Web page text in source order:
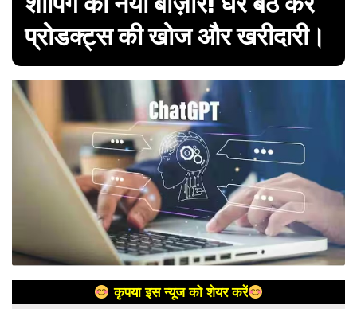
प्रोडक्ट्स की खोज और खरीदारी।
कृपया इस न्यूज को शेयर करें